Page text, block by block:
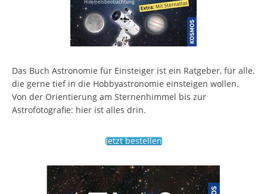
Das Buch Astronomie für Einsteiger ist ein Ratgeber, für alle,
die gerne tief in die Hobbyastronomie einsteigen wollen.
Von der Orientierung am Sternenhimmel bis zur
Astrofotografie: hier ist alles drin.
Jetzt bestellen